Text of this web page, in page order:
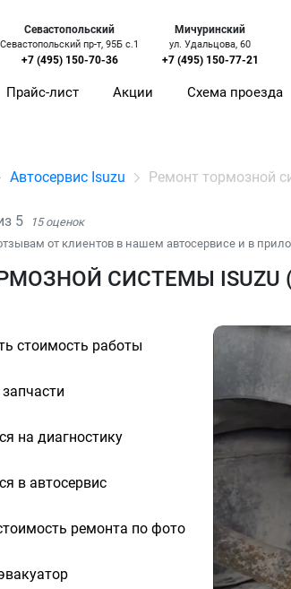
Севастопольский
Севастопольский пр-т, 95Б с.1
+7 (495) 150-70-36
Мичуринский
ул. Удальцова, 60
+7 (495) 150-77-21
Прайс-лист Акции Схема проезда
Автосервис Isuzu Ремонт тормозной
5 15оценок
от клиентов в нашем автосервисе и в
СИСТЕМЫ ISUZU
стоимость работы
на диагностику
в автосервис
ремонта по фото